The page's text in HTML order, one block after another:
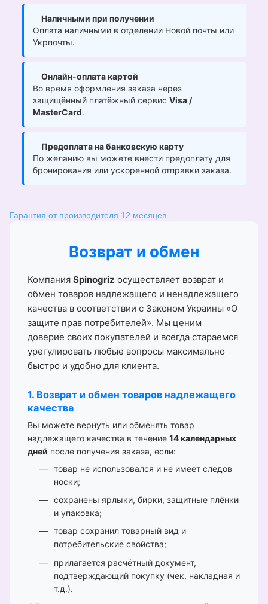
Наличными при получении
Оплата наличными в отделении Новой почты или
Укрпочты.
Онлайн-оплата картой
Во время оформления заказа через
защищённый платёжный сервис Visa /
MasterCard.
Предоплата на банковскую карту
По желанию вы можете внести предоплату для
бронирования или ускоренной отправки заказа.
Гарантия от производителя 12 месяцев
Возврат и обмен
Компания Spinogriz осуществляет возврат и
обмен товаров надлежащего и ненадлежащего
качества в соответствии с Законом Украины «О
защите прав потребителей». Мы ценим
доверие своих покупателей и всегда стараемся
урегулировать любые вопросы максимально
быстро и удобно для клиента.
1. Возврат и обмен товаров надлежащего
качества
Вы можете вернуть или обменять товар
надлежащего качества в течение 14 календарных
дней после получения заказа, если:
товар не использовался и не имеет следов
носки;
сохранены ярлыки, бирки, защитные плёнки
и упаковка;
товар сохранил товарный вид и
потребительские свойства;
прилагается расчётный документ,
подтверждающий покупку (чек, накладная и
т.д.).